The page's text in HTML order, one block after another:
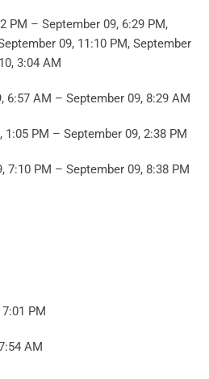
PM – September 09, 6:29 PM,
09, 11:10 PM, September
3:04 AM
6:57 AM – September 09, 8:29 AM
1:05 PM – September 09, 2:38 PM
7:10 PM – September 09, 8:38 PM
PM
AM